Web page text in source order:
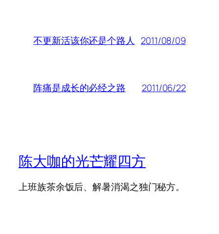
不更新活该你还是个路人 2011/08/09
阵痛是成长的必经之路 2011/06/22
陈大咖的光芒耀四方
上班族茶余饭后、解暑消渴之独门秘方。